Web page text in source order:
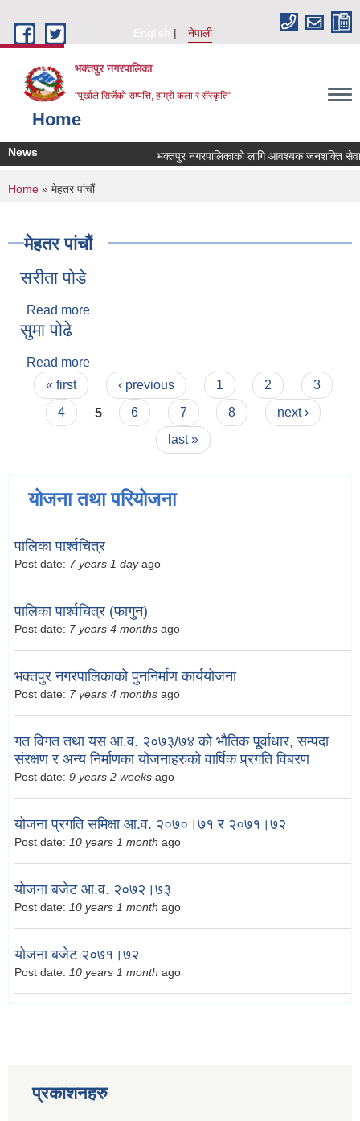
English
नेपाली
भक्तपुर नगरपालिका
"पूर्खाले सिर्जेको सम्पत्ति, हाम्रो कला र सँस्कृति"
Home
News भक्तपुर नगरपालिकाको लागि आवश्यक जनशक्ति सेवा
You are here
Home » मेहतर पांचौं
मेहतर पांचौं
सरीता पोडे
Read more
सुमा पोढे
Read more
Pages
« first ‹ previous 1 2
3
4
5 6 7 8
next ›
last »
योजना तथा परियोजना
पालिका पार्श्वचित्र
Post date: 7 years 1 dayago
पालिका पार्श्वचित्र (फागुन)
Post date: 7 years 4 months ago
भक्तपुर नगरपालिकाको पुननिर्माण कार्ययोजना
Post date: 7 years 4 months ago
गत विगत तथा यस आ.व. २०७३/७४ को भौतिक पूूर्वाधार, सम्पदा
संरक्षण र अन्य निर्माणका योजनाहरुको वार्षिक प्र्रगति विबरण
Post date: 9 years 2 weeks ago
योजना प्रगति समिक्षा आ.व. २०७०।७१ र २०७१।७२
Post date: 10 years 1 month ago
योजना बजेट आ.व. २०७२।७३
Post date: 10 years 1 month ago
योजना बजेट २०७१।७२
Post date: 10 years 1 month ago
प्रकाशनहरु